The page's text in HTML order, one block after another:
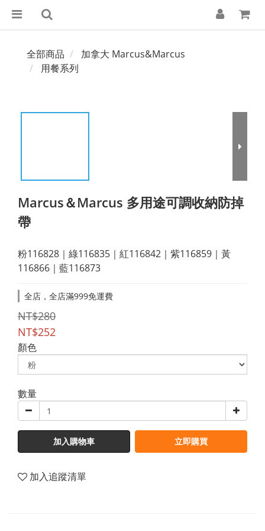
全部商品
加拿大 Marcus&Marcus
用餐系列
Marcus＆Marcus 多用途可調收納防掉
帶
粉116828｜綠116835｜紅116842｜紫116859｜黃
116866｜藍116873
全店，全店滿999免運費
NT$280
NT$252
顏色
數量
加入購物車 立即購買
加入追蹤清單